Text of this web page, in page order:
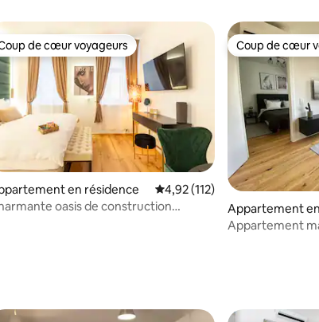
sur la base de 318 commentaires : 4,92 sur 5
de cœur voyageurs
de cœur voyageurs
en résidence Évaluation moyenne sur la
4,92 (112)
oasis de construction
Coup de cœur
Coup de cœur
Appartement
Appartement